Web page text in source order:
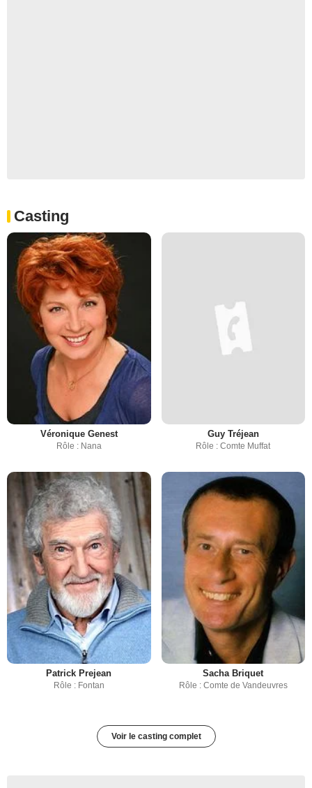
Casting
Véronique Genest
Rôle : Nana
Guy Tréjean
Rôle : Comte Muffat
Patrick Prejean
Rôle : Fontan
Sacha Briquet
Rôle : Comte de Vandeuvres
Voir le casting complet